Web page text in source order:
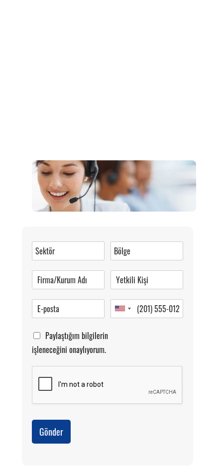
0 (216) 462 49 34
Pazartesi-Cumartesi 09.00-20.00
Paylaştığım bilgilerin
işleneceğini onaylıyorum.
Gönder